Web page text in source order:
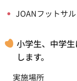
JOANフットサ
小学生、中学
します。
実施場所